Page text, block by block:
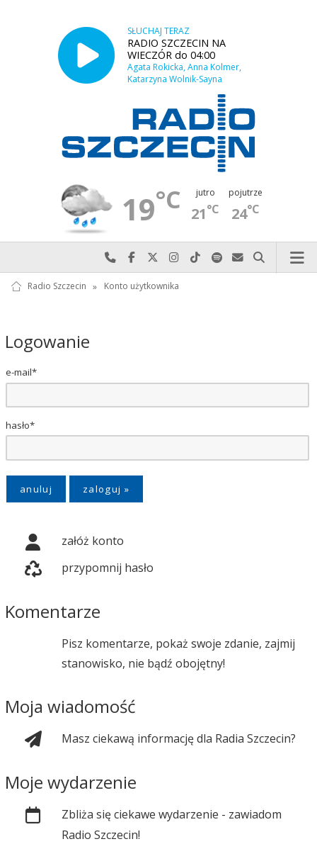
SŁUCHAJ TERAZ
RADIO SZCZECIN NA
WIECZÓR do 04:00
Agata Rokicka, Anna Kolmer,
Katarzyna Wolnik-Sayna
19°C jutro
21°C
pojutrze
24°C
Najlepiej po prostu do nas zadzwoń
Odwiedź nas na Facebook-u
Odwiedź nas na X
Odwiedź nas na Instagram-ie
Odwiedź nas na TikTok-u
Szukaj nas na Spotify
Wyślij do nas
Szukaj
Radio Szczecin » Konto użytkownika
Logowanie
e-mail*
hasło*
anuluj
załóż konto
przypomnij hasło
Komentarze
Pisz komentarze, pokaż swoje zdanie, zajmij
stanowisko, nie bądź obojętny!
Moja wiadomość
Masz ciekawą informację dla Radia Szczecin?
Moje wydarzenie
Zbliża się ciekawe wydarzenie - zawiadom
Radio Szczecin!